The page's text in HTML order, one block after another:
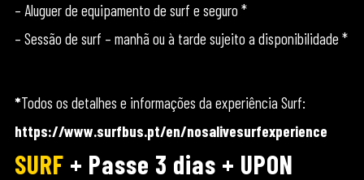
– Aluguer de equipamento de surf e seguro *
– Sessão de surf – manhã ou à tarde sujeito a disponibilidade *
*Todos os detalhes e informações da experiência Surf:
https://www.surfbus.pt/en/nosalivesurfexperience
SURF + Passe 3 dias + UPON